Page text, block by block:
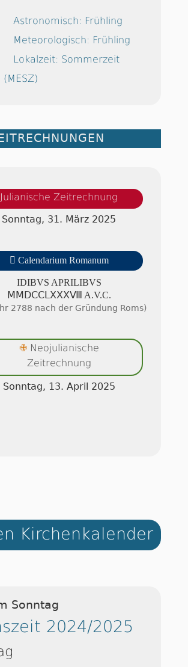
Astronomisch: Frühling
Meteorologisch: Frühling
Lokalzeit: Sommerzeit
(MESZ)
Julianische Zeitrechnung
Sonntag, 31. März 2025
 Calendarium Romanum
IDIBVS APRI­LI­BVS
ⅯⅯⅮⅭⅭⅬⅩⅩⅩⅧ A.V.C.
2788 nach der Gründung Roms)
✙Neojulianische
Zeitrechnung
Sonntag, 13. April 2025
Kirchenkalender
Sonntag
2024/2025